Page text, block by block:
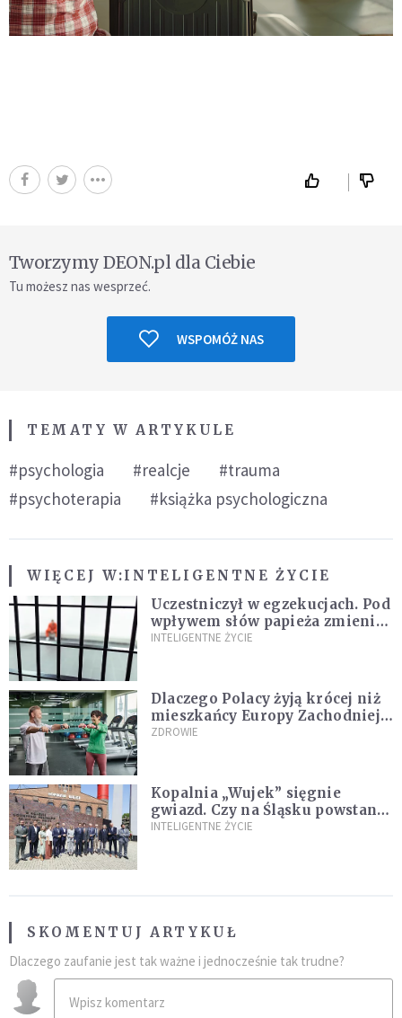
Tworzymy DEON.pl dla Ciebie
Tu możesz nas wesprzeć.
WSPOMÓŻ NAS
TEMATY W ARTYKULE
#psychologia #realcje
#trauma
#psychoterapia
#książka psychologiczna
WIĘCEJ W:INTELIGENTNE ŻYCIE
Uczestniczył w egzekucjach. Pod
wpływem słów papieża zmienił
zdanie
INTELIGENTNE ŻYCIE
Dlaczego Polacy żyją krócej niż
mieszkańcy Europy Zachodniej?
Ekspertka wskazuje główne
ZDROWIE
Kopalnia „Wujek” sięgnie
gwiazd. Czy na Śląsku powstanie
„Dolina Krzemowa”?
INTELIGENTNE ŻYCIE
SKOMENTUJ ARTYKUŁ
Dlaczego zaufanie jest tak ważne i jednocześnie tak trudne?